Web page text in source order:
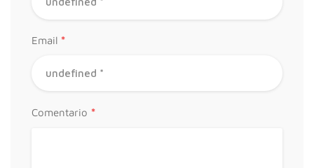
Email *
Comentario *